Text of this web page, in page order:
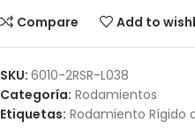
Compare Add to
SKU: 6010-2RSR-L038
Categoría: Rodamientos
Etiquetas: Rodamiento Rígido